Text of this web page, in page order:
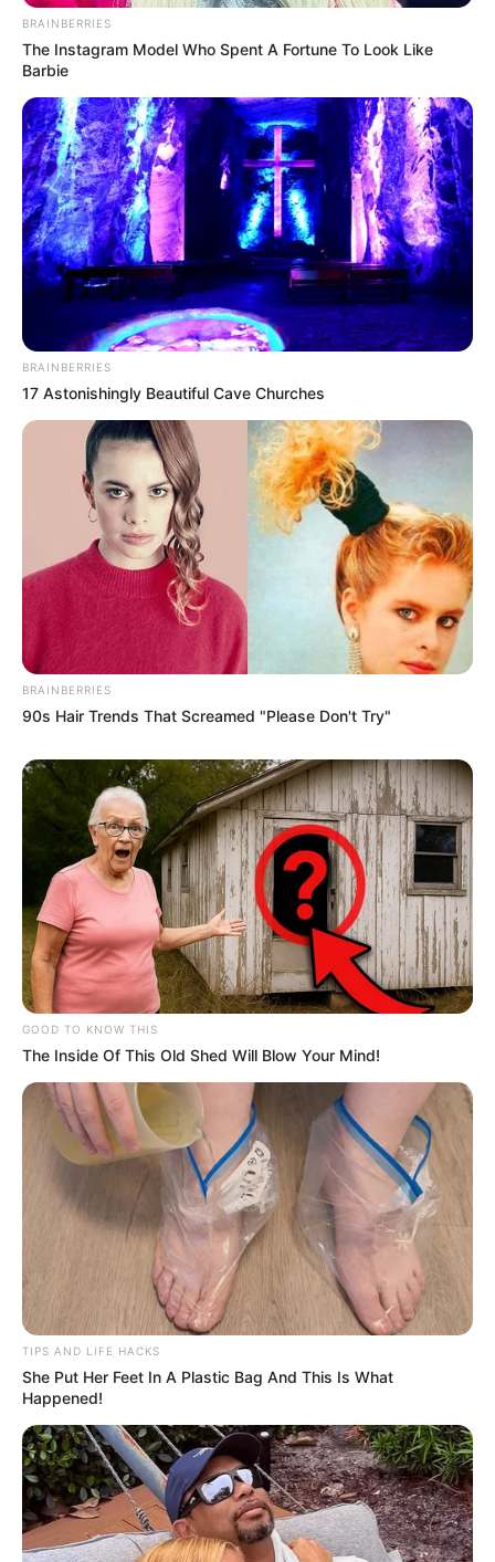
Screenshot
Таким чином, як випливає з офіційної відповіді
Міністерства освіти і науки, процес об’єднання
Ужгородського національного університету та
Мукачівського державного університету відбувається
у правовому полі та з дотриманням гарантій для
студентів і працівників обох закладів.
Навігація
записів
На кордоні з Угорщиною
обмеження транзиту: що
сталося?
Дерева зрізали,споруди
заявили про початок
невідомого будівництва під
їхніми вікнами (фото, відео)
BRAINBERRIES
The Instagram Model Who Spent A Fortune To Look Like
Barbie
BRAINBERRIES
17 Astonishingly Beautiful Cave Churches
BRAINBERRIES
90s Hair Trends That Screamed "Please Don't Try"
GOOD TO KNOW THIS
The Inside Of This Old Shed Will Blow Your Mind!
TIPS AND LIFE HACKS
She Put Her Feet In A Plastic Bag And This Is What
Happened!